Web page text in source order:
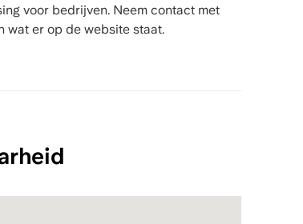
voor bedrijven. Neem contact met
wat er op de website staat.